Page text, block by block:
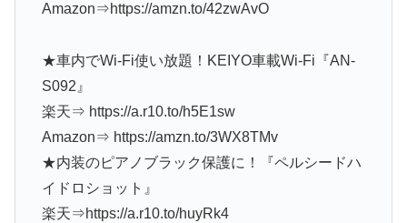
Amazon⇒https://amzn.to/42zwAvO
★車内でWi-Fi使い放題！KEIYO車載Wi-Fi『AN-
S092』
楽天⇒ https://a.r10.to/h5E1sw
Amazon⇒ https://amzn.to/3WX8TMv
★内装のピアノブラック保護に！『ペルシードハ
イドロショット』
楽天⇒https://a.r10.to/huyRk4